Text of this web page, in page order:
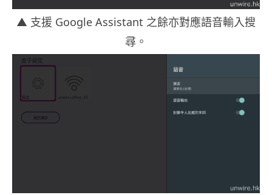
▲ 支援 Google Assistant 之餘亦對應語音輸入搜
尋。